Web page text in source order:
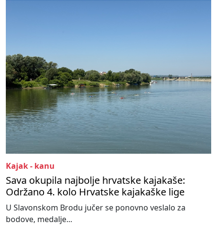
Kajak - kanu
Sava okupila najbolje hrvatske kajakaše:
Održano 4. kolo Hrvatske kajakaške lige
U Slavonskom Brodu jučer se ponovno veslalo za
bodove, medalje...